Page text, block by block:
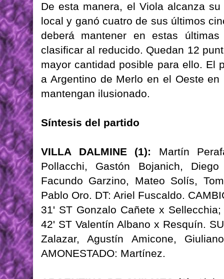
De esta manera, el Viola alcanza
local y ganó cuatro de sus últimos
deberá mantener en estas
clasificar al reducido. Quedan 12
mayor cantidad posible para ello. El
a Argentino de Merlo en el Oeste
mantengan ilusionado.
Síntesis del partido
VILLA DALMINE (1): Martín
Pollacchi, Gastón Bojanich,
Facundo Garzino, Mateo Solís,
Pablo Oro. DT: Ariel Fuscaldo.
31' ST Gonzalo Cañete x
42' ST Valentín Albano x Resquín.
Zalazar, Agustín Amicone,
AMONESTADO: Martínez.